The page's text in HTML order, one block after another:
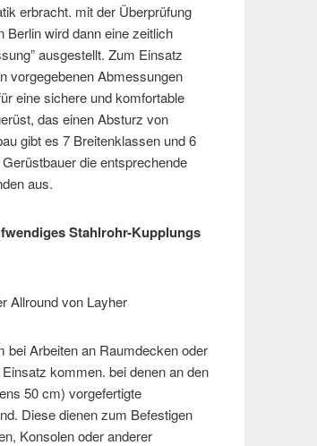
erbracht. mit der Überprüfung
wird dann eine zeitlich
ausgestellt. Zum Einsatz
vorgegebenen Abmessungen
eine sichere und komfortable
das einen Absturz von
gibt es 7 Breitenklassen und 6
die entsprechende
aus.
Stahlrohr-Kupplungs
Allround von Layher
bei Arbeiten an Raumdecken oder
kommen. bei denen an den
50 cm) vorgefertigte
Diese dienen zum Befestigen
Konsolen oder anderer